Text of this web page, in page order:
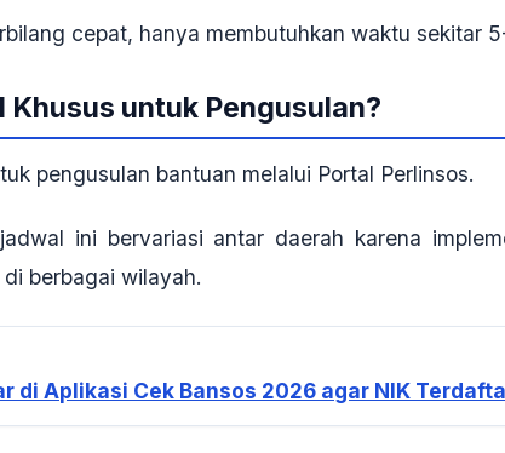
cepat, hanya membutuhkan waktu sekitar
untuk Pengusulan?
pengusulan bantuan melalui Portal Perlinsos.
ini bervariasi antar daerah karena
berbagai wilayah.
di Aplikasi Cek Bansos 2026 agar NIK